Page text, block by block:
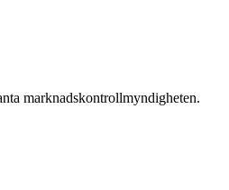
marknadskontrollmyndigheten.